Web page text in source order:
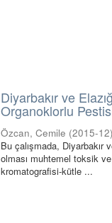
Diyarbakır ve
Organoklorlu
Özcan, Cemile (2015-12)
Bu çalışmada, Diyarbakır
olması muhtemel toksik
kromatografisi-kütle ...